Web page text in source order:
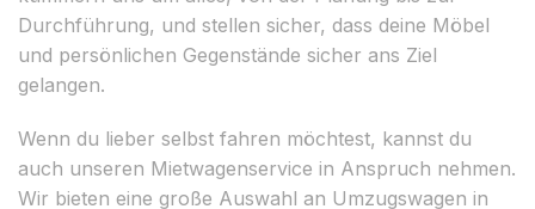
Durchführung, und stellen sicher, dass deine Möbel
und persönlichen Gegenstände sicher ans Ziel
gelangen.
Wenn du lieber selbst fahren möchtest, kannst du
auch unseren Mietwagenservice in Anspruch nehmen.
Wir bieten eine große Auswahl an Umzugswagen in